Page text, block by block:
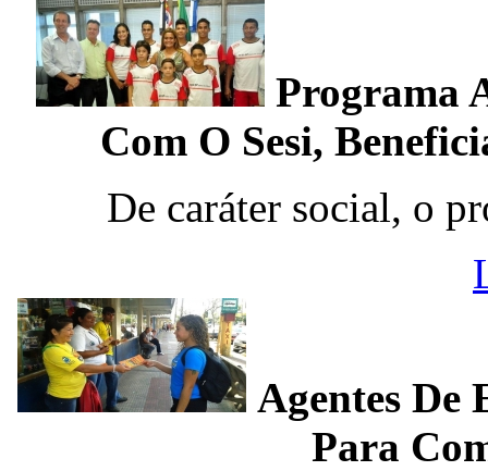
Programa
Com O Sesi,
De caráter social, o
Agentes De
Para